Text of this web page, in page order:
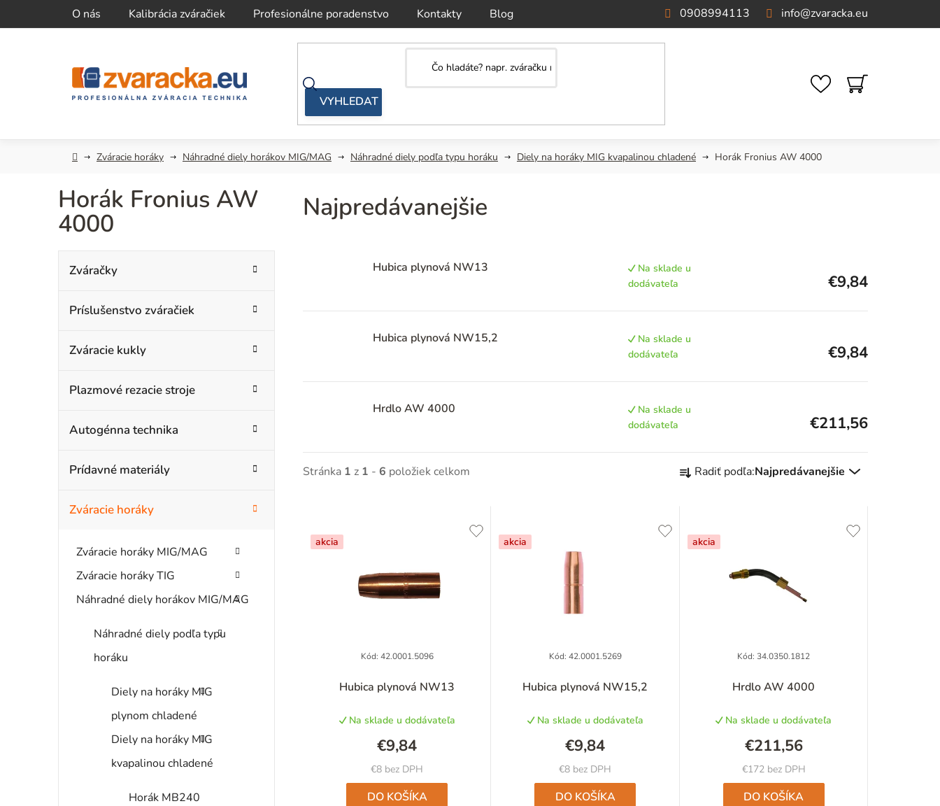
O nás Kalibrácia zváračiek Profesionálne poradenstvo Kontakty Blog info@zvaracka.eu
0908994113
NÁKUPNÝ
KOŠÍK
DomovZváracie horáky Náhradné diely horákov MIG/MAG Náhradné diely podľa typu horáku Diely na horáky MIG kvapalinou chladené Horák Fronius AW 4000
Horák Fronius AW
4000
B
n
p
a
n
kategórie
Zváračky
Príslušenstvo zváračiek
Zváracie kukly
Plazmové rezacie stroje
Autogénna technika
Prídavné materiály
Zváracie horáky
Zváracie horáky MIG/MAG
Zváracie horáky TIG
Náhradné diely horákov MIG/MAG
Náhradné diely podľa typu
horáku
Diely na horáky MIG
plynom chladené
Diely na horáky MIG
kvapalinou chladené
Horák MB240
Najpredávanejšie
Hubica plynová NW13
Na sklade u
dodávateľa
€9,84
Hubica plynová NW15,2
Na sklade u
dodávateľa
€9,84
Hrdlo AW 4000
Na sklade u
dodávateľa
€211,56
Stránka 1 z 1 - 6 položiek celkom
R
e
Radiť podľa:Najpredávanejšie
ýakcia
Hubica plynová NW13
Na sklade u dodávateľa
€8 bez DPH
€9,84
DO KOŠÍKA
Kód: 42.0001.5096
akcia
Hubica plynová NW15,2
Na sklade u dodávateľa
€8 bez DPH
€9,84
DO KOŠÍKA
Kód: 42.0001.5269
akcia
Hrdlo AW 4000
Na sklade u dodávateľa
€172 bez DPH
€211,56
DO KOŠÍKA
Kód: 34.0350.1812